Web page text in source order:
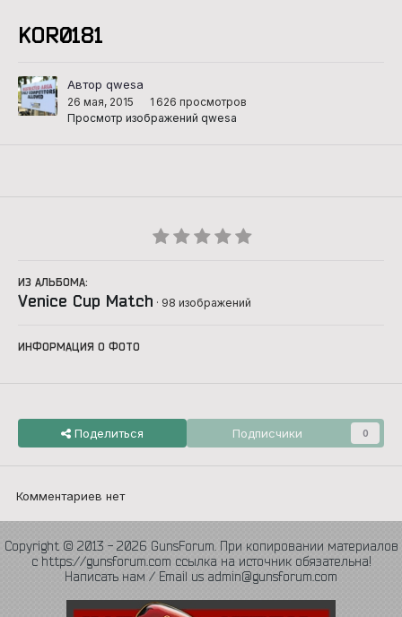
KOR0181
Автор qwesa
26 мая, 2015
1 626 просмотров
Просмотр изображений qwesa
ИЗ АЛЬБОМА:
Venice Cup Match · 98 изображений
ИНФОРМАЦИЯ О ФОТО
Поделиться Подписчики 0
Комментариев нет
Copyright © 2013 - 2026 GunsForum. При копировании материалов
с https://gunsforum.com ссылка на источник обязательна!
Написать нам / Email us admin@gunsforum.com